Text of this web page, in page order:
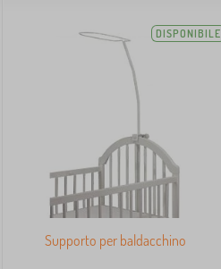
DISPONIBILE
Supporto per baldacchino